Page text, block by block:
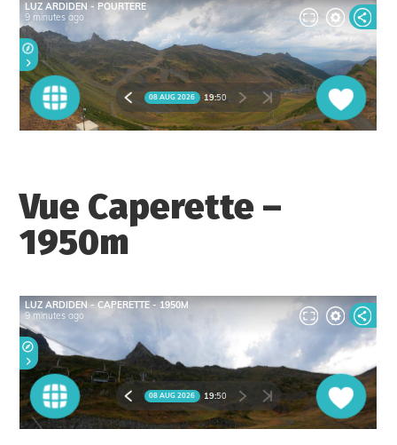
Vue Caperette –
1950m